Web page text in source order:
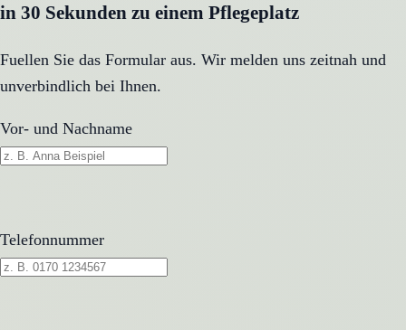
in 30 Sekunden zu einem Pflegeplatz
Fuellen Sie das Formular aus. Wir melden uns zeitnah und
unverbindlich bei Ihnen.
Vor- und Nachname
Telefonnummer